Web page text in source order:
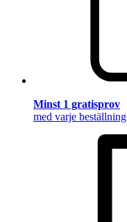
Minst 1 gratisprov
med varje beställning